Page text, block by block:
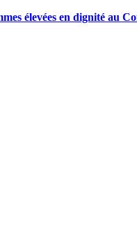
élevées en dignité